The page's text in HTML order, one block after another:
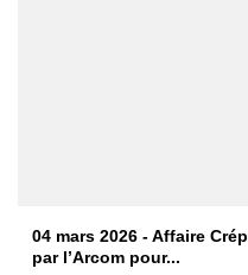
04 mars 2026 - Affaire
par l’Arcom pour...